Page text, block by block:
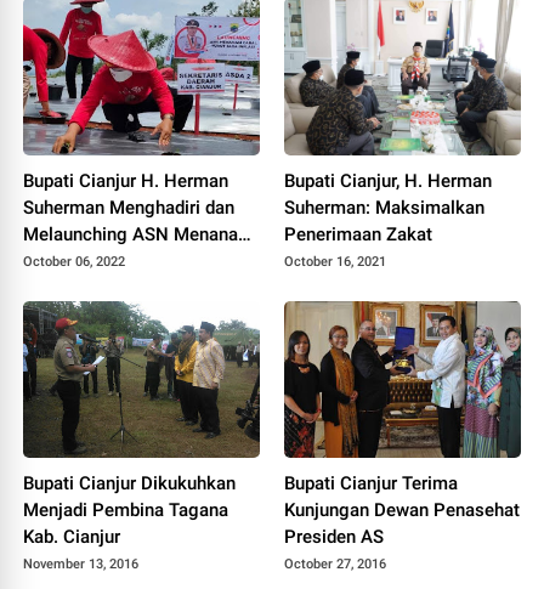
Bupati Cianjur H. Herman
Suherman Menghadiri dan
Melaunching ASN Menanam
Cabai
October 06, 2022
Bupati Cianjur, H. Herman
Suherman: Maksimalkan
Penerimaan Zakat
October 16, 2021
Bupati Cianjur Dikukuhkan
Menjadi Pembina Tagana
Kab. Cianjur
November 13, 2016
Bupati Cianjur Terima
Kunjungan Dewan Penasehat
Presiden AS
October 27, 2016